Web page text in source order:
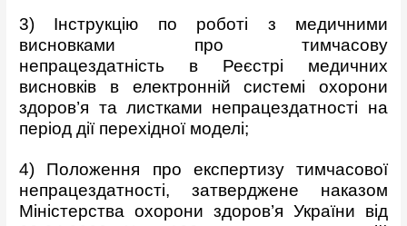
3) Інструкцію по роботі з медичними
висновками про тимчасову
непрацездатність в Реєстрі медичних
висновків в електронній системі охорони
здоров’я та листками непрацездатності на
період дії перехідної моделі;
4) Положення про експертизу тимчасової
непрацездатності, затверджене наказом
Міністерства охорони здоров’я України від